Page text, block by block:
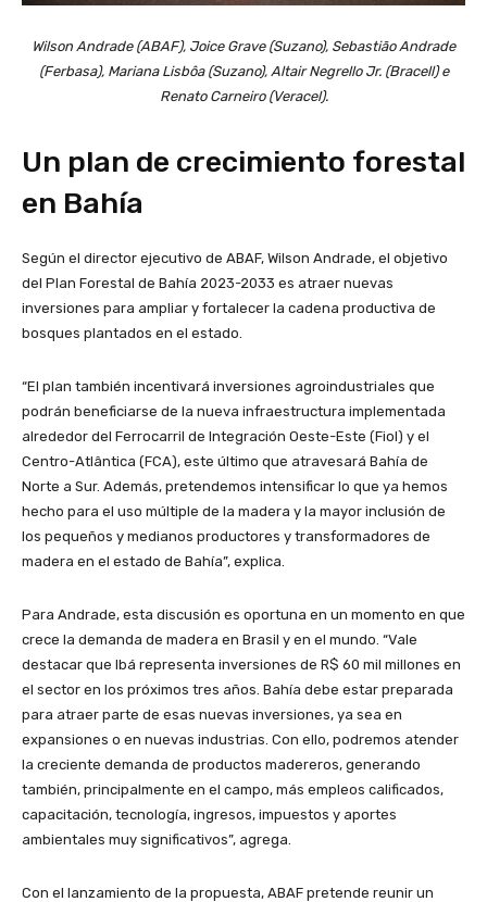
Wilson Andrade (ABAF), Joice Grave (Suzano), Sebastião Andrade
(Ferbasa), Mariana Lisbôa (Suzano), Altair Negrello Jr. (Bracell) e
Renato Carneiro (Veracel).
Un plan de crecimiento forestal
en Bahía
Según el director ejecutivo de ABAF, Wilson Andrade, el objetivo
del Plan Forestal de Bahía 2023-2033 es atraer nuevas
inversiones para ampliar y fortalecer la cadena productiva de
bosques plantados en el estado.
“El plan también incentivará inversiones agroindustriales que
podrán beneficiarse de la nueva infraestructura implementada
alrededor del Ferrocarril de Integración Oeste-Este (Fiol) y el
Centro-Atlântica (FCA), este último que atravesará Bahía de
Norte a Sur. Además, pretendemos intensificar lo que ya hemos
hecho para el uso múltiple de la madera y la mayor inclusión de
los pequeños y medianos productores y transformadores de
madera en el estado de Bahía”, explica.
Para Andrade, esta discusión es oportuna en un momento en que
crece la demanda de madera en Brasil y en el mundo. “Vale
destacar que Ibá representa inversiones de R$ 60 mil millones en
el sector en los próximos tres años. Bahía debe estar preparada
para atraer parte de esas nuevas inversiones, ya sea en
expansiones o en nuevas industrias. Con ello, podremos atender
la creciente demanda de productos madereros, generando
también, principalmente en el campo, más empleos calificados,
capacitación, tecnología, ingresos, impuestos y aportes
ambientales muy significativos”, agrega.
Con el lanzamiento de la propuesta, ABAF pretende reunir un